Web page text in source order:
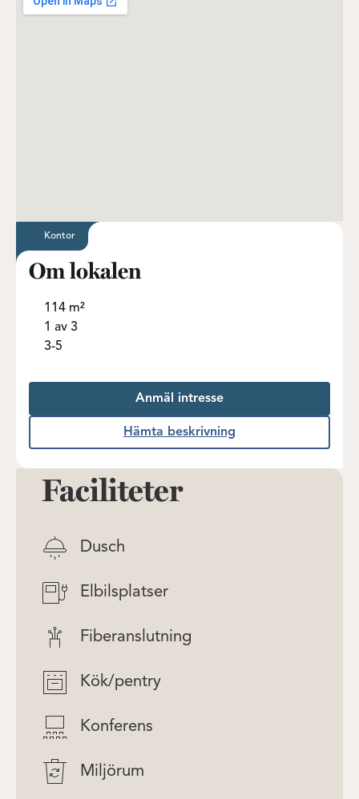
Kontor
Om lokalen
114 m²
1 av 3
3-5
Anmäl intresse
Hämta beskrivning
Faciliteter
Dusch
Elbilsplatser
Fiberanslutning
Kök/pentry
Konferens
Miljörum